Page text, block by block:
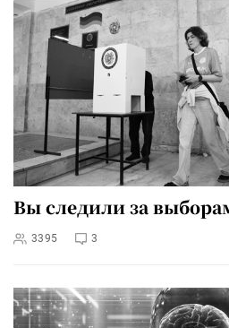
Вы следили за
3395 3